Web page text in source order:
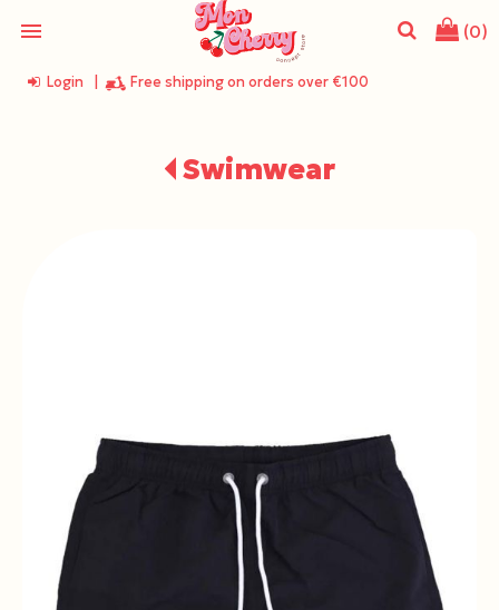
menu (0)
Login Free shipping on orders over €100
Swimwear